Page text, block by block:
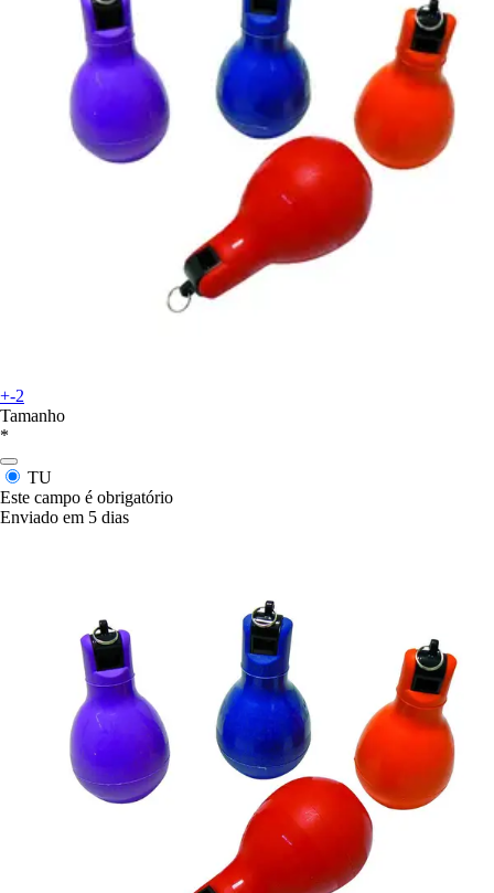
+-2
Tamanho
*
TU
Este campo é obrigatório
Enviado em 5 dias